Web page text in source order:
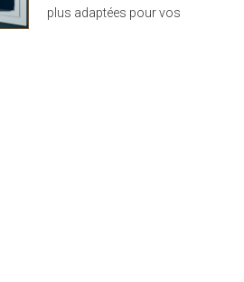
sécurité. Le volet est
plus adaptées pour vos